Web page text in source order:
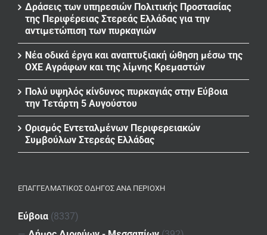
Δράσεις των υπηρεσιών Πολιτικής Προστασίας
της Περιφέρειας Στερεάς Ελλάδας για την
αντιμετώπιση των πυρκαγιών
Νέα οδικά έργα και αναπτυξιακή ώθηση μέσω της
ΟΧΕ Αγράφων και της λίμνης Κρεμαστών
Πολύ υψηλός κίνδυνος πυρκαγιάς στην Εύβοια
την Τετάρτη 5 Αυγούστου
Ορισμός Εντεταλμένων Περιφερειακών
Συμβούλων Στερεάς Ελλάδας
ΕΠΑΓΓΕΛΜΑΤΙΚΌΣ ΟΔΗΓΌΣ ΑΝΆ ΠΕΡΙΟΧΉ
Εύβοια (8337)